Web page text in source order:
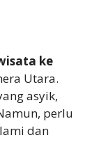
ke
Utara.
asyik,
perlu
dan